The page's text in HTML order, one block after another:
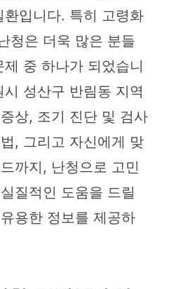
입니다. 특히 고령화
청은 더욱 많은 분들
중 하나가 되었습니
성산구 반림동 지역
상, 조기 진단 및 검사
, 그리고 자신에게 맞
까지, 난청으로 고민
질적인 도움을 드릴
용한 정보를 제공하